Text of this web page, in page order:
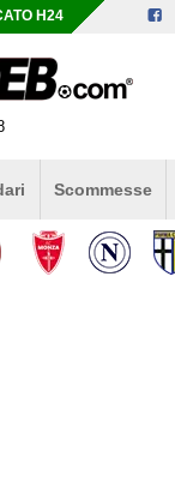
H24
Scommesse